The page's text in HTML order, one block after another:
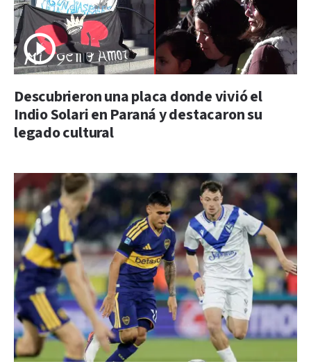
Descubrieron una placa donde vivió el
Indio Solari en Paraná y destacaron su
legado cultural